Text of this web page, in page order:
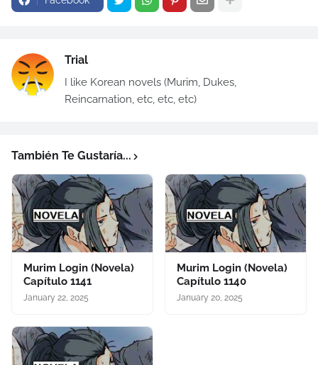
Trial
I like Korean novels (Murim, Dukes,
Reincarnation, etc, etc, etc)
También Te Gustaría...
Murim Login (Novela)
Capítulo 1141
January 22, 2025
Murim Login (Novela)
Capítulo 1140
January 20, 2025